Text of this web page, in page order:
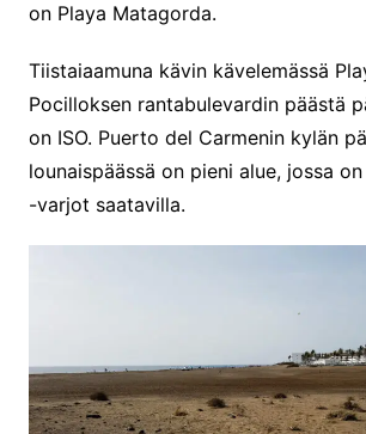
on Playa Matagorda.
Tiistaiaamuna kävin kävelemässä
Pocilloksen rantabulevardin päästä
on ISO. Puerto del Carmenin kylän
lounaispäässä on pieni alue, jossa
-varjot saatavilla.